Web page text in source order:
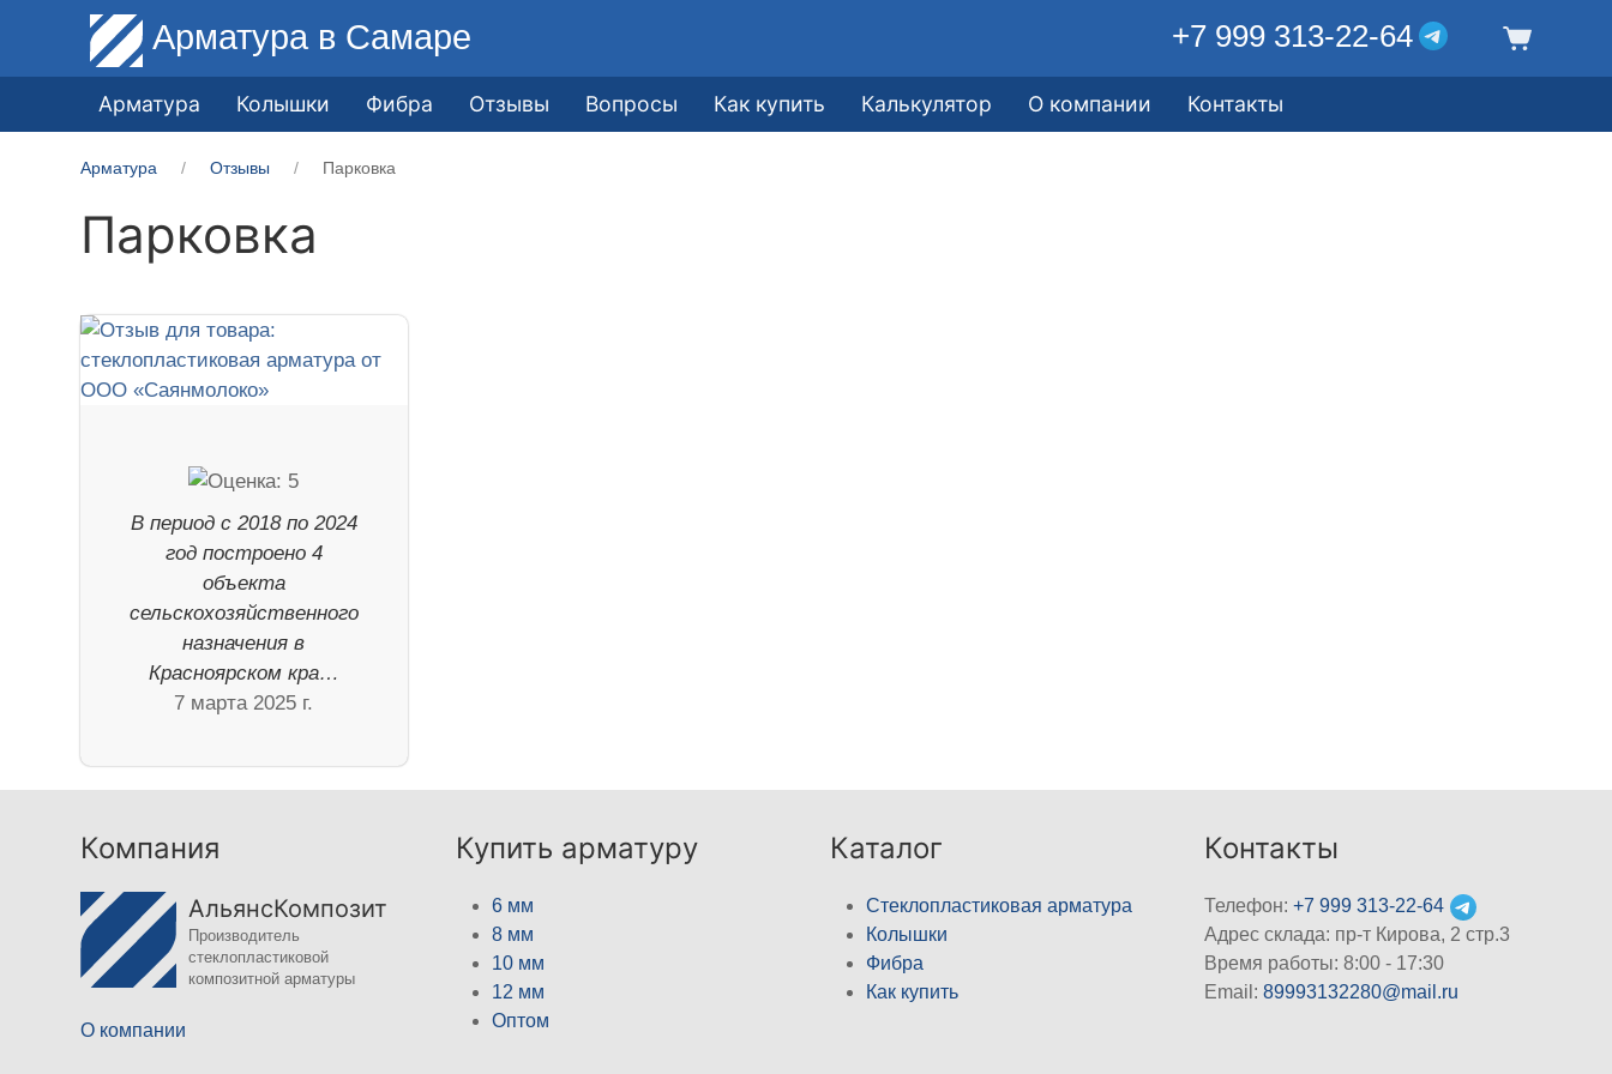
Арматура в Самаре +7 999 313-22-64
Арматура Колышки Фибра Отзывы Вопросы Как купить Калькулятор О компании Контакты
Арматура Отзывы Парковка
Парковка
В период с 2018 по 2024
год построено 4
объекта
сельскохозяйственного
назначения в
Красноярском кра…
7 марта 2025 г.
Компания
АльянсКомпозит
Производитель
стеклопластиковой
композитной арматуры
О компании
Купить арматуру
6 мм
8 мм
10 мм
12 мм
Оптом
Каталог
Стеклопластиковая арматура
Колышки
Фибра
Как купить
Контакты
Телефон:+7 999 313-22-64
Адрес склада: пр-т Кирова, 2 стр.3
Время работы: 8:00 - 17:30
Email:89993132280@mail.ru